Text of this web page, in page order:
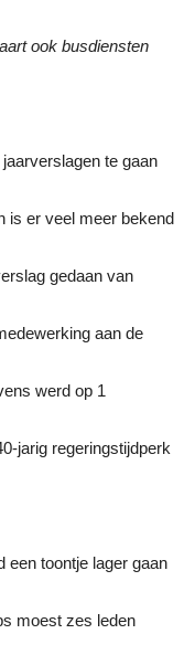
ook busdiensten
te gaan
is er veel meer bekend
gedaan van
aan de
werd op 1
jarig regeringstijdperk
een toontje lager gaan
moest zes leden